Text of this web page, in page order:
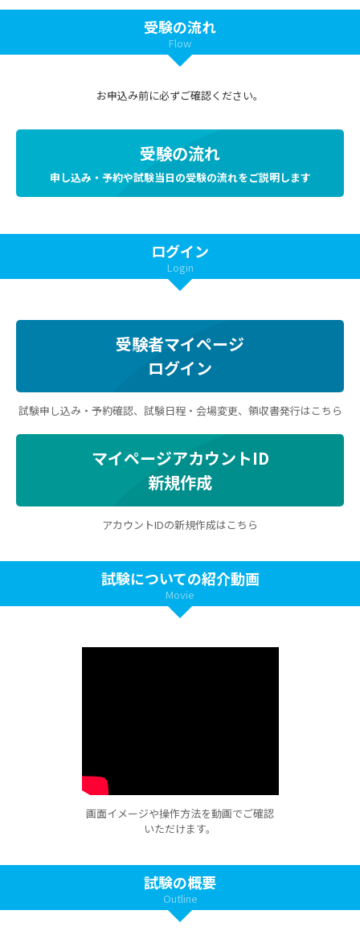
受験の流れ
Flow
お申込み前に必ずご確認ください。
受験の流れ
申し込み・予約や試験当日の受験の流れをご説明します
ログイン
Login
受験者マイページ
ログイン
試験申し込み・予約確認、試験日程・会場変更、領収書発行はこちら
マイページアカウントID
新規作成
アカウントIDの新規作成はこちら
試験についての紹介動画
Movie
画面イメージや操作方法を動画でご確認
いただけます。
試験の概要
Outline